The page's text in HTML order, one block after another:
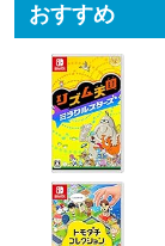
おすすめ